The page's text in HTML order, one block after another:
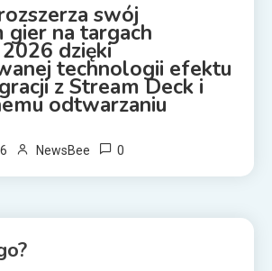
swój
gier na targach
dzięki
technologii efektu
z Stream Deck i
odtwarzaniu
NewsBee 0